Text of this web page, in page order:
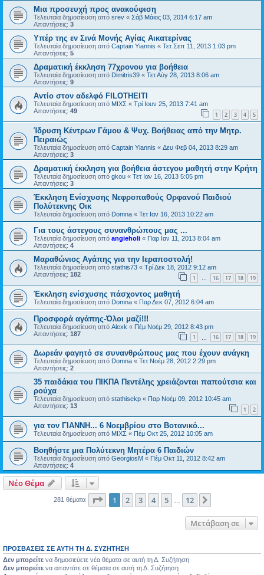
Μια προσευχή προς ανακούφιση
Τελευταία δημοσίευση από srev « Σάβ Μάιος 03, 2014 6:17 am
Απαντήσεις: 3
Υπέρ της εν Σινά Μονής Αγίας Αικατερίνας
Τελευταία δημοσίευση από Captain Yiannis « Τετ Σεπ 11, 2013 1:03 pm
Απαντήσεις: 5
Δραματική έκκληση 77χρονου για βοήθεια
Τελευταία δημοσίευση από Dimitris39 « Τετ Αύγ 28, 2013 8:06 am
Απαντήσεις: 9
Αντίο στον αδελφό FILOTHEITI
Τελευταία δημοσίευση από ΜΙΧΣ « Τρί Ιουν 25, 2013 7:41 am
Απαντήσεις: 49 1 2 3 4 5
Ίδρυση Κέντρων Γάμου & Ψυχ. Βοήθειας από την Μητρ.
Πειραιώς
Τελευταία δημοσίευση από Captain Yiannis « Δευ Φεβ 04, 2013 8:29 am
Απαντήσεις: 3
Δραματική έκκληση για βοήθεια άστεγου μαθητή στην Κρήτη
Τελευταία δημοσίευση από gkou « Τετ Ιαν 16, 2013 5:05 pm
Απαντήσεις: 3
Έκκληση Ενίσχυσης Νεφροπαθούς Ορφανού Παιδιού
Πολύτεκνης Οικ
Τελευταία δημοσίευση από Domna « Τετ Ιαν 16, 2013 10:22 am
Για τους άστεγους συνανθρώπους μας ...
Τελευταία δημοσίευση από angieholi « Παρ Ιαν 11, 2013 8:04 am
Απαντήσεις: 4
Μαραθώνιος Αγάπης για την Ιεραποστολή!
Τελευταία δημοσίευση από stathis73 « Τρί Δεκ 18, 2012 9:12 am
Απαντήσεις: 182 1 … 16 17 18 19
Έκκληση ενίσχυσης πάσχοντος μαθητή
Τελευταία δημοσίευση από Domna « Παρ Δεκ 07, 2012 6:04 am
Προσφορά αγάπης-Όλοι μαζί!!!
Τελευταία δημοσίευση από Alexk « Πέμ Νοέμ 29, 2012 8:43 pm
Απαντήσεις: 187 1 16 17 18 19
Δωρεάν φαγητό σε συνανθρώπους μας που έχουν ανάγκη
Τελευταία δημοσίευση από Domna « Τετ Νοέμ 28, 2012 2:29 pm
Απαντήσεις: 2
35 παιδάκια του ΠΙΚΠΑ Πεντέλης χρειάζονται παπούτσια και
ρούχα
Τελευταία δημοσίευση από stathisekp « Παρ Νοέμ 09, 2012 10:45 am
Απαντήσεις: 13 1 2
για τον ΓΙΑΝΝΗ... 6 Νοεμβρίου στο Βοτανικό...
Τελευταία δημοσίευση από ΜΙΧΣ « Πέμ Οκτ 25, 2012 10:05 am
Βοηθήστε μια Πολύτεκνη Μητέρα 6 Παιδιών
Τελευταία δημοσίευση από GeorgiosM « Πέμ Οκτ 11, 2012 8:42 am
Απαντήσεις: 4
Νέο Θέμα
281 θέματα Σελίδα από12
1 2 3 4 5 12
Μετάβαση σε
ΠΡΟΣΒΆΣΕΙΣ ΣΕ ΑΥΤΉ ΤΗ Δ. ΣΥΖΉΤΗΣΗ
Δεν μπορείτε να δημοσιεύετε νέα θέματα σε αυτή τη Δ. Συζήτηση
Δεν μπορείτε να απαντάτε σε θέματα σε αυτή τη Δ. Συζήτηση